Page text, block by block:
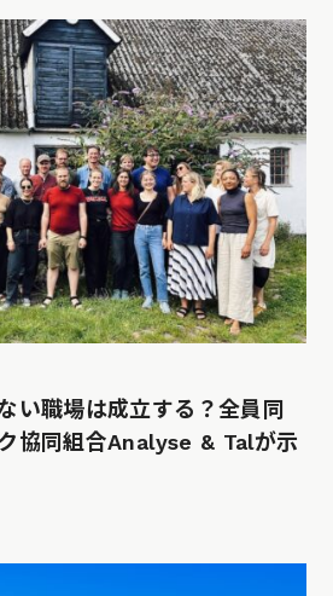
い職場は成立する？全員同
協同組合Analyse & Talが示